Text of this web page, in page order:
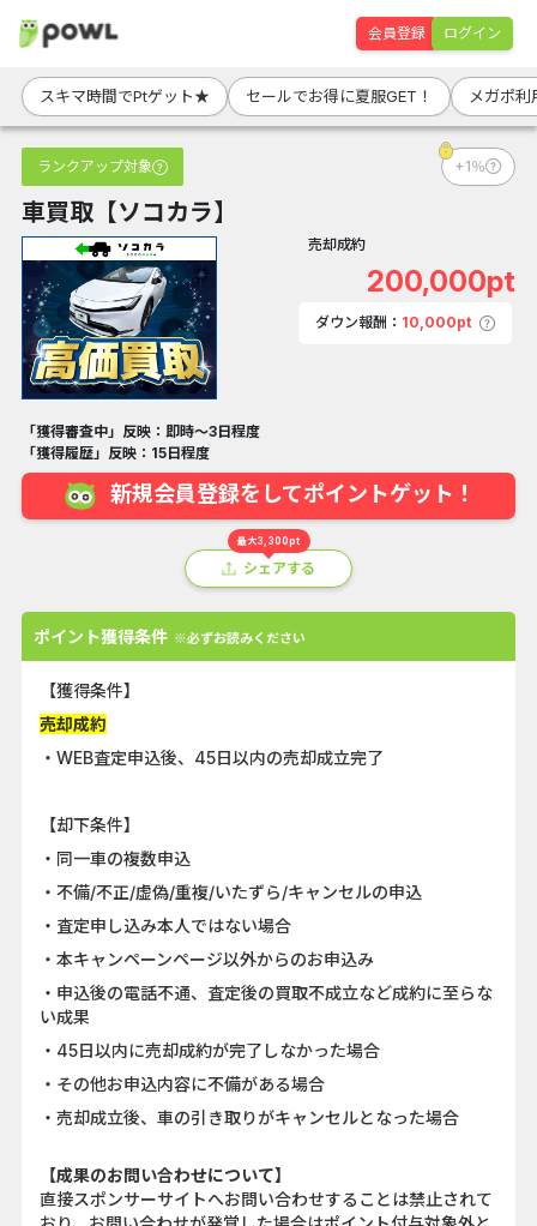
会員登録 ログイン
スキマ時間でPtゲット★ セールでお得に夏服GET！ メガポ
ランクアップ対象 +1％
車買取【ソコカラ】
売却成約
200,000pt
ダウン報酬： 10,000pt
「獲得審査中」反映：即時～3日程度
「獲得履歴」反映：15日程度
新規会員登録をしてポイントゲット！
最大3,300pt
シェアする
ポイント獲得条件 ※必ずお読みください
【獲得条件】
売却成約
・WEB査定申込後、45日以内の売却成立完了
【却下条件】
・同一車の複数申込
・不備/不正/虚偽/重複/いたずら/キャンセルの申込
・査定申し込み本人ではない場合
・本キャンペーンページ以外からのお申込み
・申込後の電話不通、査定後の買取不成立など成約に至らな
い成果
・45日以内に売却成約が完了しなかった場合
・その他お申込内容に不備がある場合
・売却成立後、車の引き取りがキャンセルとなった場合
【成果のお問い合わせについて】
直接スポンサーサイトへお問い合わせすることは禁止されて